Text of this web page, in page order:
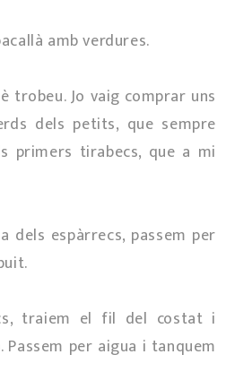
amb verdures.
trobeu. Jo vaig comprar uns
dels petits, que sempre
primers tirabecs, que a mi
dels espàrrecs, passem per
traiem el fil del costat i
per aigua i tanquem